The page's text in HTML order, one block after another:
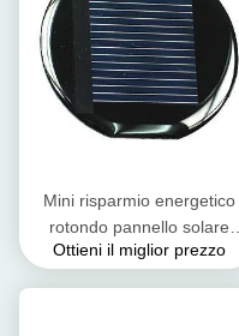
Mini risparmio energetico
rotondo pannello solare
dell'epossiresina/del
Ottieni il miglior prezzo